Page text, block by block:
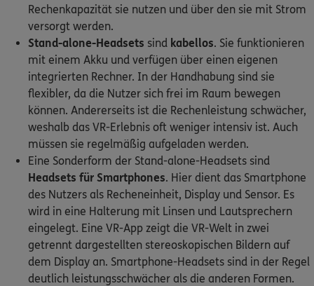
Rechenkapazität sie nutzen und über den sie mit Strom
versorgt werden.
Stand-alone-Headsets sind kabellos. Sie funktionieren
mit einem Akku und verfügen über einen eigenen
integrierten Rechner. In der Handhabung sind sie
flexibler, da die Nutzer sich frei im Raum bewegen
können. Andererseits ist die Rechenleistung schwächer,
weshalb das VR-Erlebnis oft weniger intensiv ist. Auch
müssen sie regelmäßig aufgeladen werden.
Eine Sonderform der Stand-alone-Headsets sind
Headsets für Smartphones. Hier dient das Smartphone
des Nutzers als Recheneinheit, Display und Sensor. Es
wird in eine Halterung mit Linsen und Lautsprechern
eingelegt. Eine VR-App zeigt die VR-Welt in zwei
getrennt dargestellten stereoskopischen Bildern auf
dem Display an. Smartphone-Headsets sind in der Regel
deutlich leistungsschwächer als die anderen Formen.